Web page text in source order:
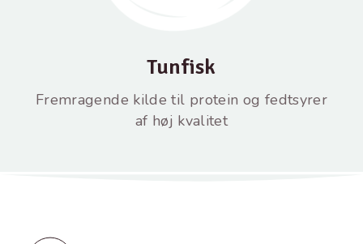
Tunfisk
Fremragende kilde til protein og fedtsyrer
af høj kvalitet